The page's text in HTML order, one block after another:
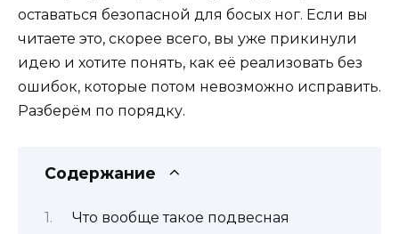
оставаться безопасной для босых ног. Если вы
читаете это, скорее всего, вы уже прикинули
идею и хотите понять, как её реализовать без
ошибок, которые потом невозможно исправить.
Разберём по порядку.
Содержание
Что вообще такое подвесная